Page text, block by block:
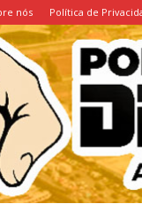
nós Política de